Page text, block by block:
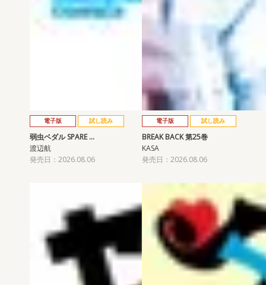
電子版 試し読み
弱虫ペダル SPARE …
渡辺航
発売日：2026.08.06
電子版 試し読み
BREAK BACK 第25巻
KASA
発売日：2026.08.06